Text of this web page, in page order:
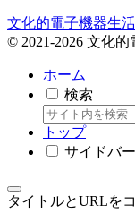
文化的電子機器生活
© 2021-2026 文化
ホーム
検索
トップ
サイドバー
タイトルとURLを